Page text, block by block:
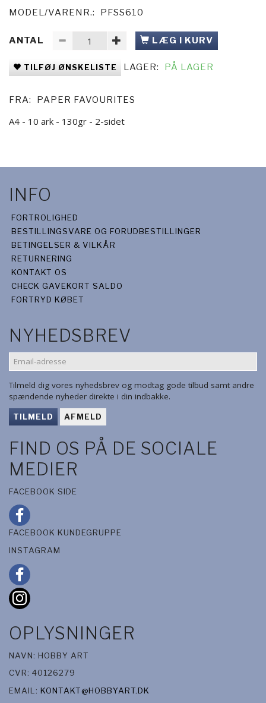
MODEL/VARENR.: PFSS610
ANTAL LÆG I KURV
TILFØJ ØNSKELISTE LAGER: PÅ LAGER
FRA: PAPER FAVOURITES
A4 - 10 ark - 130gr - 2-sidet
INFO
FORTROLIGHED
BESTILLINGSVARE OG FORUDBESTILLINGER
BETINGELSER & VILKÅR
RETURNERING
KONTAKT OS
CHECK GAVEKORT SALDO
FORTRYD KØBET
NYHEDSBREV
EMAIL-
ADRESSE
Tilmeld dig vores nyhedsbrev og modtag gode tilbud samt andre
spændende nyheder direkte i din indbakke.
TILMELD AFMELD
FIND OS PÅ DE SOCIALE
MEDIER
FACEBOOK SIDE
FACEBOOK KUNDEGRUPPE
INSTAGRAM
OPLYSNINGER
NAVN: HOBBY ART
CVR: 40126279
EMAIL: KONTAKT@HOBBYART.DK